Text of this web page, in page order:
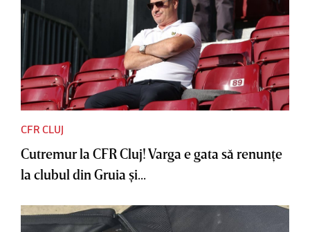
CFR CLUJ
Cutremur la CFR Cluj! Varga e gata să renunţe
la clubul din Gruia şi...